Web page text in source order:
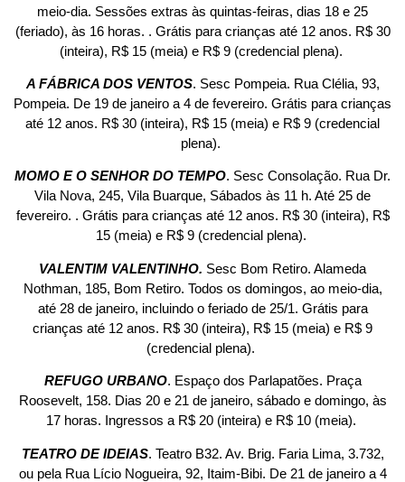
meio-dia. Sessões extras às quintas-feiras, dias 18 e 25
(feriado), às 16 horas. . Grátis para crianças até 12 anos. R$ 30
(inteira), R$ 15 (meia) e R$ 9 (credencial plena).
A FÁBRICA DOS VENTOS. Sesc Pompeia. Rua Clélia, 93,
Pompeia. De 19 de janeiro a 4 de fevereiro. Grátis para crianças
até 12 anos. R$ 30 (inteira), R$ 15 (meia) e R$ 9 (credencial
plena).
MOMO E O SENHOR DO TEMPO. Sesc Consolação. Rua Dr.
Vila Nova, 245, Vila Buarque, Sábados às 11 h. Até 25 de
fevereiro. . Grátis para crianças até 12 anos. R$ 30 (inteira), R$
15 (meia) e R$ 9 (credencial plena).
VALENTIM VALENTINHO. Sesc Bom Retiro. Alameda
Nothman, 185, Bom Retiro. Todos os domingos, ao meio-dia,
até 28 de janeiro, incluindo o feriado de 25/1. Grátis para
crianças até 12 anos. R$ 30 (inteira), R$ 15 (meia) e R$ 9
(credencial plena).
REFUGO URBANO. Espaço dos Parlapatões. Praça
Roosevelt, 158. Dias 20 e 21 de janeiro, sábado e domingo, às
17 horas. Ingressos a R$ 20 (inteira) e R$ 10 (meia).
TEATRO DE IDEIAS. Teatro B32. Av. Brig. Faria Lima, 3.732,
ou pela Rua Lício Nogueira, 92, Itaim-Bibi. De 21 de janeiro a 4